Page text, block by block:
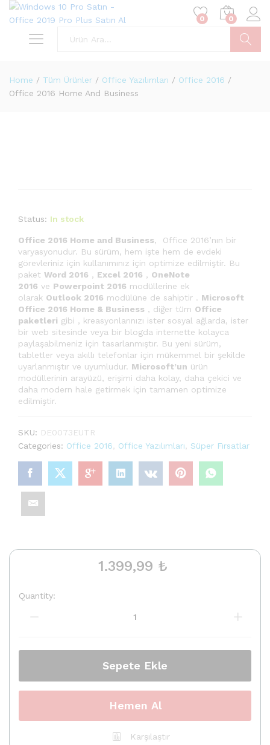
0 0
Home / Tüm Ürünler / Office Yazılımları / Office 2016 /
Office 2016 Home And Business
Status: In stock
Office 2016 Home and Business, Office 2016’nın bir
varyasyonudur. Bu sürüm, hem işte hem de evdeki
görevleriniz için kullanımınız için optimize edilmiştir. Bu
paket Word 2016 , Excel 2016 , OneNote
2016 ve Powerpoint 2016 modüllerine ek
olarak Outlook 2016 modülüne de sahiptir . Microsoft
Office 2016 Home & Business , diğer tüm Office
paketleri gibi , kreasyonlarınızı ister sosyal ağlarda, ister
bir web sitesinde veya bir blogda internette kolayca
paylaşabilmeniz için tasarlanmıştır. Bu yeni sürüm,
tabletler veya akıllı telefonlar için mükemmel bir şekilde
uyarlanmıştır ve uyumludur. Microsoft’un ürün
modüllerinin arayüzü, erişimi daha kolay, daha çekici ve
daha modern hale getirmek için tamamen optimize
edilmiştir.
SKU: DE0073EUTR
Categories: Office 2016 Office Yazılımları Süper Fırsatlar
1.399,99 ₺
Office
Business
Quantity:
Sepete Ekle
Hemen Al
Karşılaştır